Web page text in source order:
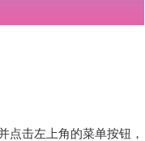
点击左上角的菜单按钮，